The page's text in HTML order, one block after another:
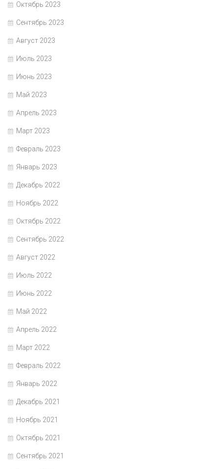
Октябрь 2023
Сентябрь 2023
Август 2023
Июль 2023
Июнь 2023
Май 2023
Апрель 2023
Март 2023
Февраль 2023
Январь 2023
Декабрь 2022
Ноябрь 2022
Октябрь 2022
Сентябрь 2022
Август 2022
Июль 2022
Июнь 2022
Май 2022
Апрель 2022
Март 2022
Февраль 2022
Январь 2022
Декабрь 2021
Ноябрь 2021
Октябрь 2021
Сентябрь 2021